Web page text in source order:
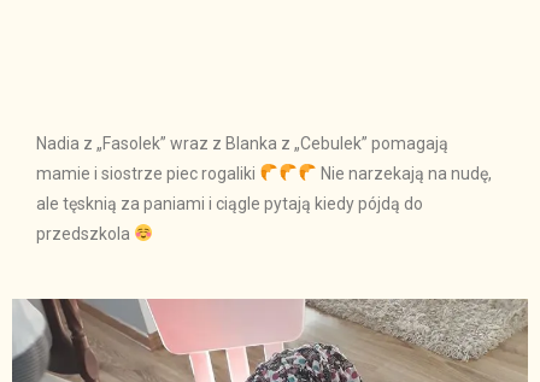
Nadia z „Fasolek” wraz z Blanka z „Cebulek” pomagają
mamie i siostrze piec rogaliki
Nie narzekają na nudę,
ale tęsknią za paniami i ciągle pytają kiedy pójdą do
przedszkola